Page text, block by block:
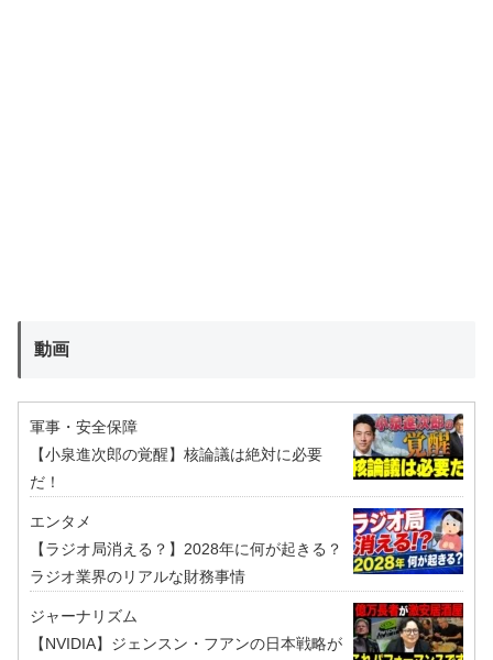
動画
軍事・安全保障
【小泉進次郎の覚醒】核論議は絶対に必要
だ！
エンタメ
【ラジオ局消える？】2028年に何が起きる？
ラジオ業界のリアルな財務事情
ジャーナリズム
【NVIDIA】ジェンスン・フアンの日本戦略が